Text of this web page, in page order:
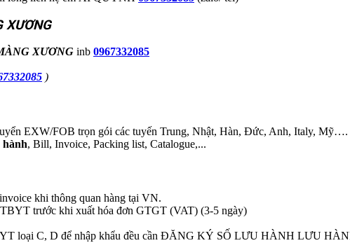
XƯƠNG
XƯƠNG inb 0967332085
)
EXW/FOB trọn gói các tuyến Trung, Nhật, Hàn, Đức, Anh, Italy, Mỹ….
hành, Bill, Invoice, Packing list, Catalogue,...
khi thông quan hàng tại VN.
trước khi xuất hóa đơn GTGT (VAT) (3-5 ngày)
loại C, D để nhập khẩu đều cần ĐĂNG KÝ SỐ LƯU HÀNH LƯU